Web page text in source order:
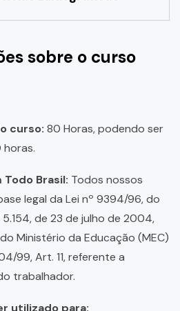
sobre o curso
curso: 80 Horas, podendo ser
horas.
Brasil: Todos nossos
legal da Lei nº 9394/96, do
de 23 de julho de 2004,
Ministério da Educação (MEC)
99, Art. 11, referente a
trabalhador.